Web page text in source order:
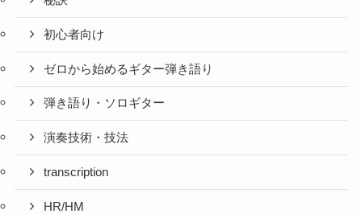
初心者向け
ゼロから始めるギター弾き語り
弾き語り・ソロギター
演奏技術・技法
transcription
HR/HM